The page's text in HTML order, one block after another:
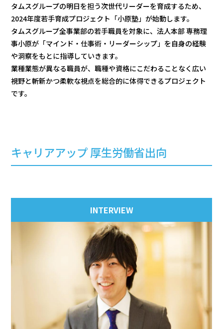
タムスグループの明日を担う次世代リーダーを育成するため、
2024年度若手育成プロジェクト「小原塾」が始動します。
タムスグループ全事業部の若手職員を対象に、法人本部 専務理
事小原が「マインド・仕事術・リーダーシップ」を自身の経験
や洞察をもとに指導していきます。
業種業態が異なる職員が、職種や資格にこだわることなく広い
視野と斬新かつ柔軟な視点を総合的に体得できるプロジェクト
です。
キャリアアップ 厚生労働省出向
INTERVIEW